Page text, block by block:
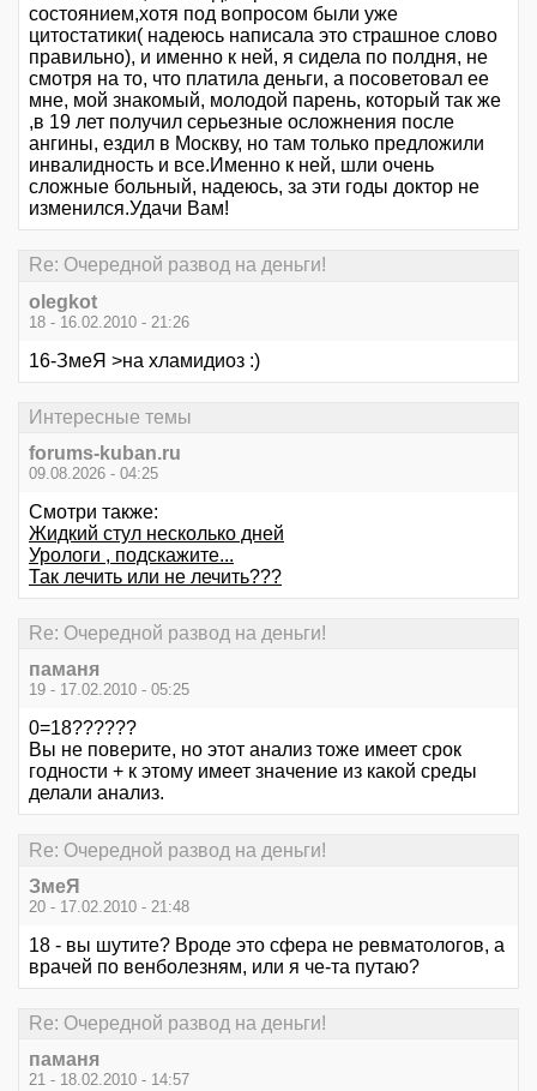
состоянием,хотя под вопросом были уже
цитостатики( надеюсь написала это страшное слово
правильно), и именно к ней, я сидела по полдня, не
смотря на то, что платила деньги, а посоветовал ее
мне, мой знакомый, молодой парень, который так же
,в 19 лет получил серьезные осложнения после
ангины, ездил в Москву, но там только предложили
инвалидность и все.Именно к ней, шли очень
сложные больный, надеюсь, за эти годы доктор не
изменился.Удачи Вам!
Re: Очередной развод на деньги!
olegkot
18 - 16.02.2010 - 21:26
16-ЗмеЯ >на хламидиоз :)
Интересные темы
forums-kuban.ru
09.08.2026 - 04:25
Смотри также:
Жидкий стул несколько дней
Урологи , подскажите...
Так лечить или не лечить???
Re: Очередной развод на деньги!
паманя
19 - 17.02.2010 - 05:25
0=18??????
Вы не поверите, но этот анализ тоже имеет срок
годности + к этому имеет значение из какой среды
делали анализ.
Re: Очередной развод на деньги!
ЗмеЯ
20 - 17.02.2010 - 21:48
18 - вы шутите? Вроде это сфера не ревматологов, а
врачей по венболезням, или я че-та путаю?
Re: Очередной развод на деньги!
паманя
21 - 18.02.2010 - 14:57